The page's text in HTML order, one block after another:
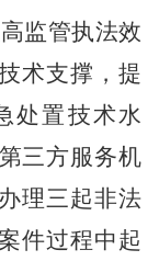
监管执法效
术支撑，提
处置技术水
三方服务机
理三起非法
件过程中起